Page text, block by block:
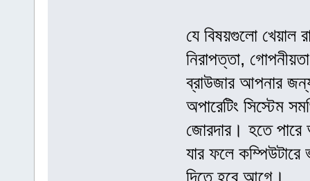
যে বিষয়গুলো খেয়াল
নিরাপত্তা,
ব্রাউজার আপনার
অপারেটিং সিস্টেম
জোরদার। হতে
যার ফলে